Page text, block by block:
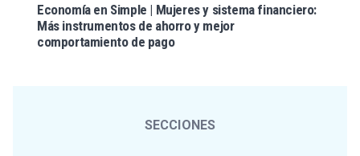
Economía en Simple | Mujeres y sistema financiero:
Más instrumentos de ahorro y mejor
comportamiento de pago
SECCIONES